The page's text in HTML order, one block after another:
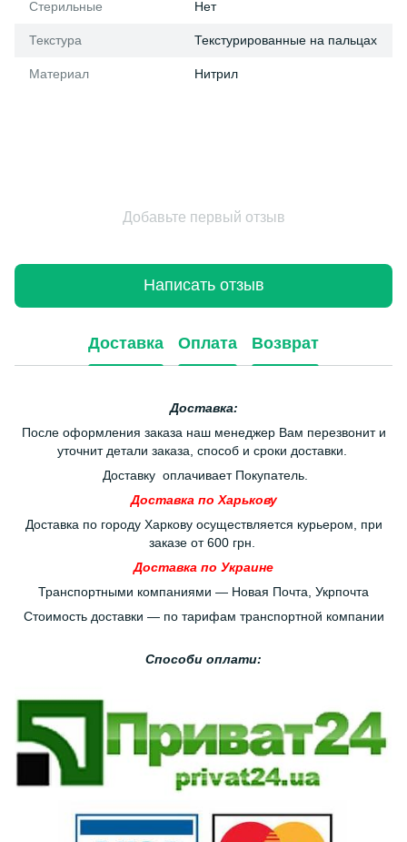
Стерильные Нет
Текстура Текстурированные на пальцах
Материал Нитрил
Добавьте первый отзыв
Написать отзыв
Доставка Оплата Возврат
Доставка:
После оформления заказа наш менеджер Вам перезвонит и
уточнит детали заказа, способ и сроки доставки.
Доставку оплачивает Покупатель.
Доставка по Харькову
Доставка по городу Харкову осуществляется курьером, при
заказе от 600 грн.
Доставка по Украине
Транспортными компаниями — Новая Почта, Укрпочта
Стоимость доставки — по тарифам транспортной компании
Способи оплати: